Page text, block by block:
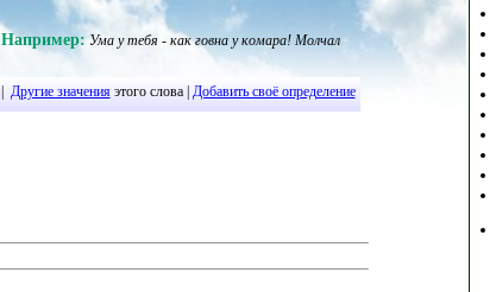
Например: Ума у тебя - как говна у комара! Молчал
Другие значенияэтого слова | Добавить своё определение